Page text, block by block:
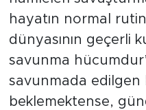
hayatın normal
dünyasının geçerli
savunma
savunmada edilgen
beklemektense,